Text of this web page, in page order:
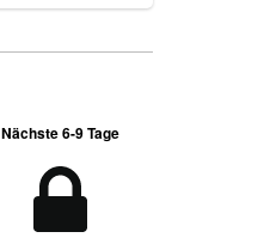
Nächste 6-9 Tage